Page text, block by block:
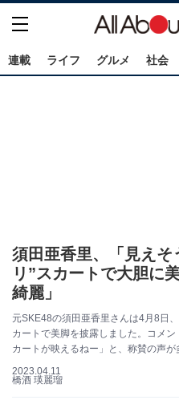
連載 ライフ グルメ 社会
須田亜香里、「見えそ
リ”スカートで大胆に
綺麗」
元SKE48の須田亜香里さんは4月8日
カートで美脚を披露しました。コメ
カートが映えるねー」と、称賛の声が
2023.04.11
橋酒 瑛麗瑠